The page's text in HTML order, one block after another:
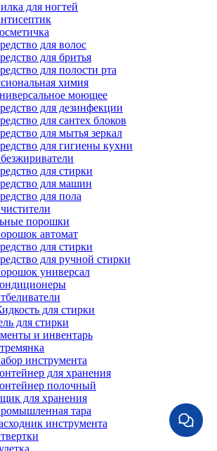
для ногтей
для волос
для бритья
для полости рта
химия
моющее
для дезинфекции
для сантех блоков
для мытья зеркал
для гигиены кухни
для стирки
для машин
для пола
порошки
автомат
для стирки
для ручной стирки
универсал
для стирки
для стирки
и инвентарь
инструмента
для хранения
полочный
для хранения
тара
инструмента